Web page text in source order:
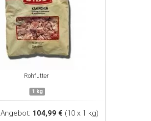
Rohfutter
1 kg
104,99 € (10 x 1 kg)